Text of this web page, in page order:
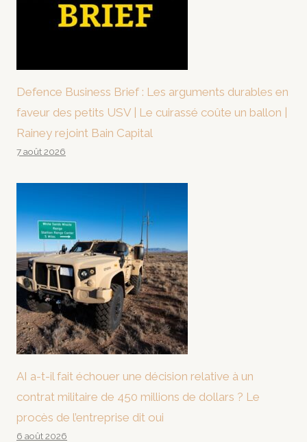
Defence Business Brief : Les arguments durables en
faveur des petits USV | Le cuirassé coûte un ballon |
Rainey rejoint Bain Capital
7 août 2026
AI a-t-il fait échouer une décision relative à un
contrat militaire de 450 millions de dollars ? Le
procès de l’entreprise dit oui
6 août 2026